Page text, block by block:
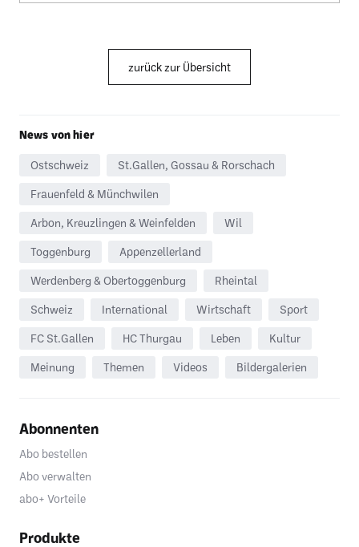
zurück zur Übersicht
News von hier
Ostschweiz St.Gallen, Gossau & Rorschach
Frauenfeld & Münchwilen
Arbon, Kreuzlingen & Weinfelden Wil
Toggenburg Appenzellerland
Werdenberg & Obertoggenburg Rheintal
Schweiz International Wirtschaft Sport
FC St.Gallen HC Thurgau Leben Kultur
Meinung Themen Videos Bildergalerien
Abonnenten
Abo bestellen
Abo verwalten
abo+ Vorteile
Produkte